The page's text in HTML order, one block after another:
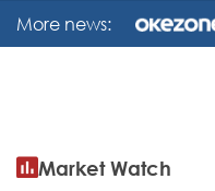
More news:
Market Watch